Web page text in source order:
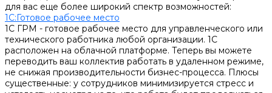
для вас еще более широкий спектр возможностей:
1C:Готовое рабочее место
1С ГРМ - готовое рабочее место для управленческого или
технического работника любой организации. 1С
расположен на облачной платформе. Теперь вы можете
переводить ваш коллектив работать в удаленном режиме,
не снижая производительности бизнес-процесса. Плюсы
существенные: у сотрудников минимизируется стресс и